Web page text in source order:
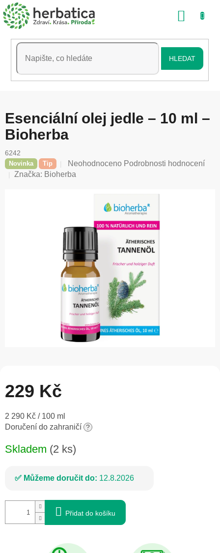
Přejít
na
obsah
HLEDAT
Esenciální olej jedle – 10 ml –
Bioherba
6242
Novinka Tip
Průměrné
hodnocení
5
hvězdiček.
Neohodnoceno Podrobnosti hodnocení
Značka: Bioherba
229 Kč
Měrná
cena:
2 290 Kč / 100 ml
Doručení do zahraničí ?
Skladem (2 ks)
Můžeme doručit do: 12.8.2026
Přidat do košíku